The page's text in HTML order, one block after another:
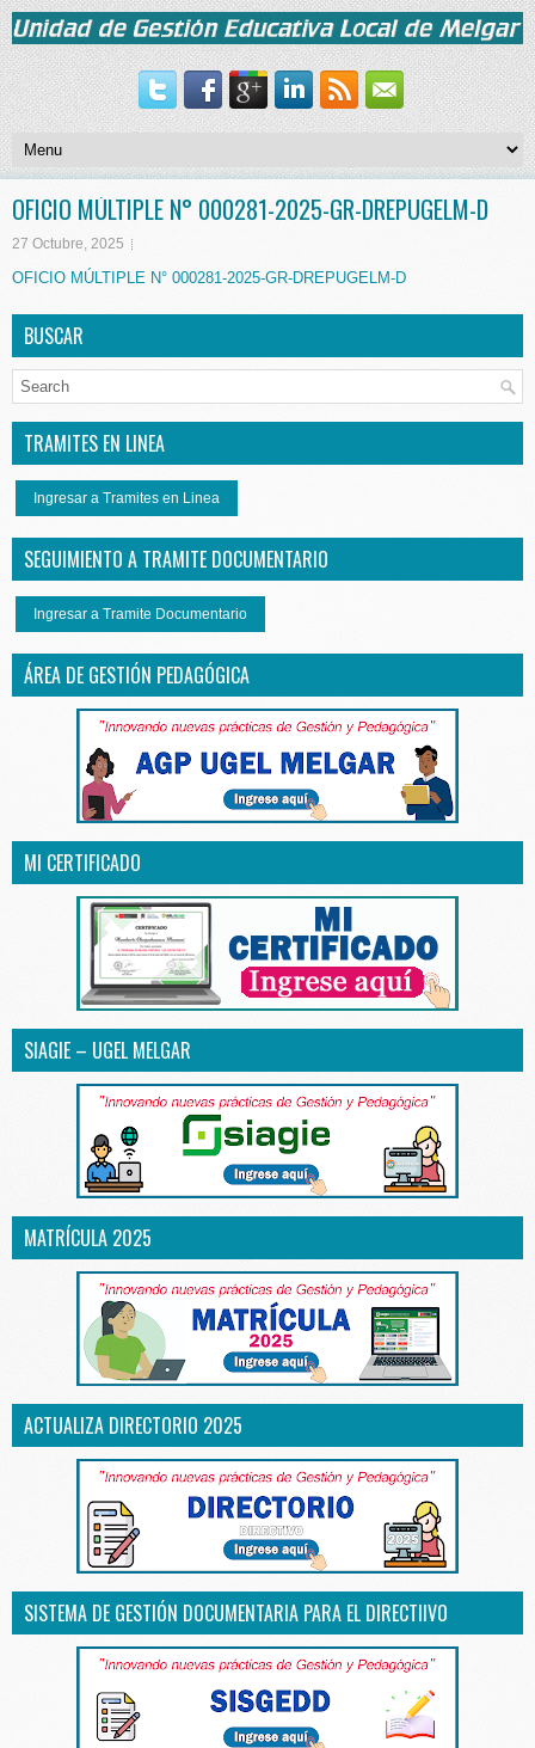
OFICIO MÚLTIPLE N° 000281-2025-GR-DREPUGELM-D
27 Octubre, 2025
OFICIO MÚLTIPLE N° 000281-2025-GR-DREPUGELM-D
BUSCAR
TRAMITES EN LINEA
Ingresar a Tramites en Linea
SEGUIMIENTO A TRAMITE DOCUMENTARIO
Ingresar a Tramite Documentario
ÁREA DE GESTIÓN PEDAGÓGICA
MI CERTIFICADO
SIAGIE – UGEL MELGAR
MATRÍCULA 2025
ACTUALIZA DIRECTORIO 2025
SISTEMA DE GESTIÓN DOCUMENTARIA PARA EL DIRECTIIVO